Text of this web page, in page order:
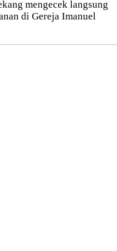
mengecek langsung
di Gereja Imanuel